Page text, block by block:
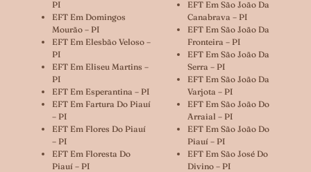
PI
EFT Em Domingos
Mourão – PI
EFT Em Elesbão Veloso –
PI
EFT Em Eliseu Martins –
PI
EFT Em Esperantina – PI
EFT Em Fartura Do Piauí
– PI
EFT Em Flores Do Piauí
– PI
EFT Em Floresta Do
Piauí – PI
EFT Em São João Da
Canabrava – PI
EFT Em São João Da
Fronteira – PI
EFT Em São João Da
Serra – PI
EFT Em São João Da
Varjota – PI
EFT Em São João Do
Arraial – PI
EFT Em São João Do
Piauí – PI
EFT Em São José Do
Divino – PI